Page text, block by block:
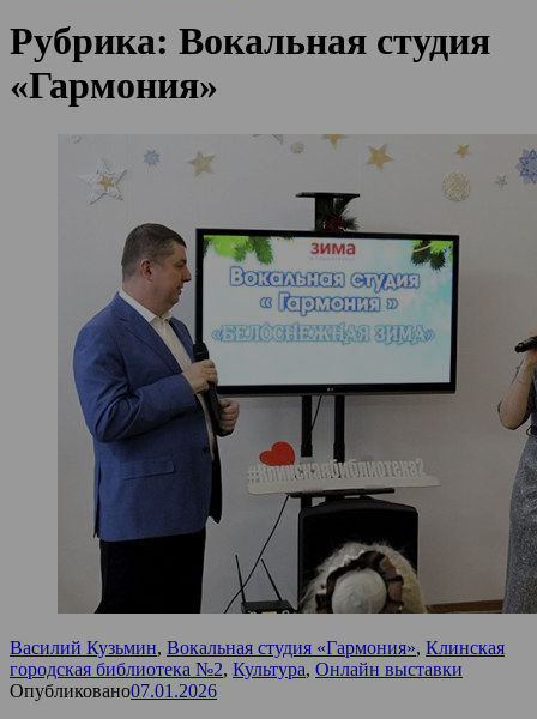
Рубрика: Вокальная студия
«Гармония»
Василий Кузьмин, Вокальная студия «Гармония», Клинская
городская библиотека №2, Культура, Онлайн выставки
Опубликовано07.01.2026